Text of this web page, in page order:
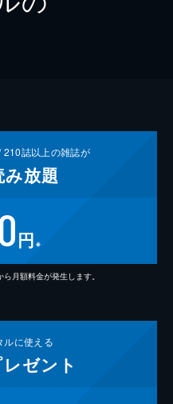
210誌以上の雑誌が
み放題
0円 ※
月額料金が発生します。
ルに使える
ゼント